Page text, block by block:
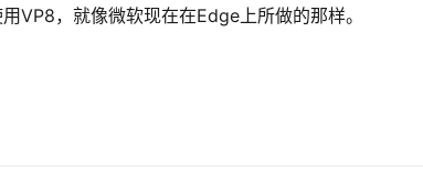
VP8，就像微软现在在Edge上所做的那样。